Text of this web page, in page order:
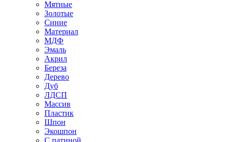
Мятные
Золотые
Синие
Материал
МДФ
Эмаль
Акрил
Береза
Дерево
Дуб
ЛДСП
Массив
Пластик
Шпон
Экошпон
С патиной